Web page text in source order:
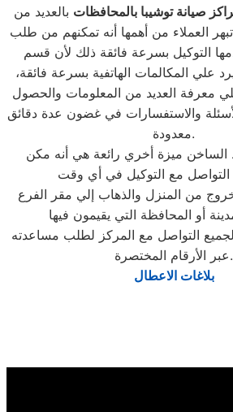
صيانة توشيبا بالمحافظات بالعديد من
تبهر العملاء من أهمها أنه تمكنهم من طلب
التوكيل بسرعة فائقة ذلك لأن قسم
علي المكالمات الهاتفية بسرعة فائقة،
معرفة العديد من المعلومات والحصول
والاستفسارات في غضون عدة دقائق
معدودة.
الساخن ميزة أخري رائعة هي أنه مكن
التواصل مع التوكيل في أي وقت
من المنزل والذهاب إلي مقر الفرع
التواصل مع المركز لطلب مساعدته
عبر الأرقام المختصرة.
بلاغات الاعطال